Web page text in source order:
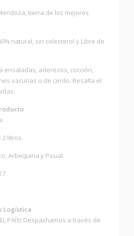
tierra de los mejores
natural, sin colesterol y Libre de
ensaladas, aderezos, cocción,
vacunas o de cerdo. Resalta el
2 litros.
Arbequina y Picual.
Logística
EL PAÍS! Despachamos a través de